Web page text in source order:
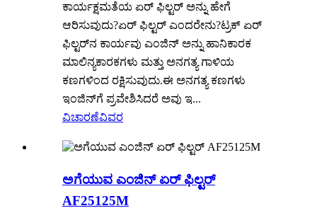
ಕಾರ್ಯಕ್ಷಮತೆಯ ಏರ್ ಫಿಲ್ಟರ್ ಅನ್ನು ಹೇಗೆ
ಆರಿಸುವುದು?ಏರ್ ಫಿಲ್ಟರ್ ಎಂದರೇನು?ಟ್ರಕ್ ಏರ್
ಫಿಲ್ಟರ್‌ನ ಕಾರ್ಯವು ಎಂಜಿನ್ ಅನ್ನು ಹಾನಿಕಾರಕ
ಮಾಲಿನ್ಯಕಾರಕಗಳು ಮತ್ತು ಅನಗತ್ಯ ಗಾಳಿಯ
ಕಣಗಳಿಂದ ರಕ್ಷಿಸುವುದು.ಈ ಅನಗತ್ಯ ಕಣಗಳು
ಇಂಜಿನ್‌ಗೆ ಪ್ರವೇಶಿಸಿದರೆ ಅವು ಇ...
ವಿಚಾರಣೆವಿವರ
ಅಗೆಯುವ ಎಂಜಿನ್ ಏರ್ ಫಿಲ್ಟರ್
AF25125M